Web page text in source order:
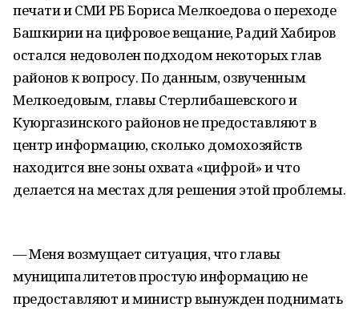
печати и СМИ РБ Бориса Мелкоедова о переходе
Башкирии на цифровое вещание, Радий Хабиров
остался недоволен подходом некоторых глав
районов к вопросу. По данным, озвученным
Мелкоедовым, главы Стерлибашевского и
Куюргазинского районов не предоставляют в
центр информацию, сколько домохозяйств
находится вне зоны охвата «цифрой» и что
делается на местах для решения этой проблемы.
— Меня возмущает ситуация, что главы
муниципалитетов простую информацию не
предоставляют и министр вынужден поднимать